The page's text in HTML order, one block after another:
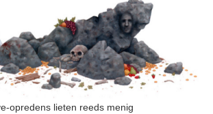
opredens lieten reeds menig